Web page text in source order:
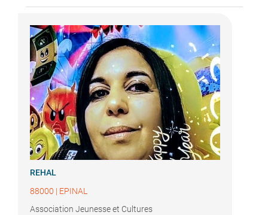
REHAL
88000 | EPINAL
Association Jeunesse et Cultures